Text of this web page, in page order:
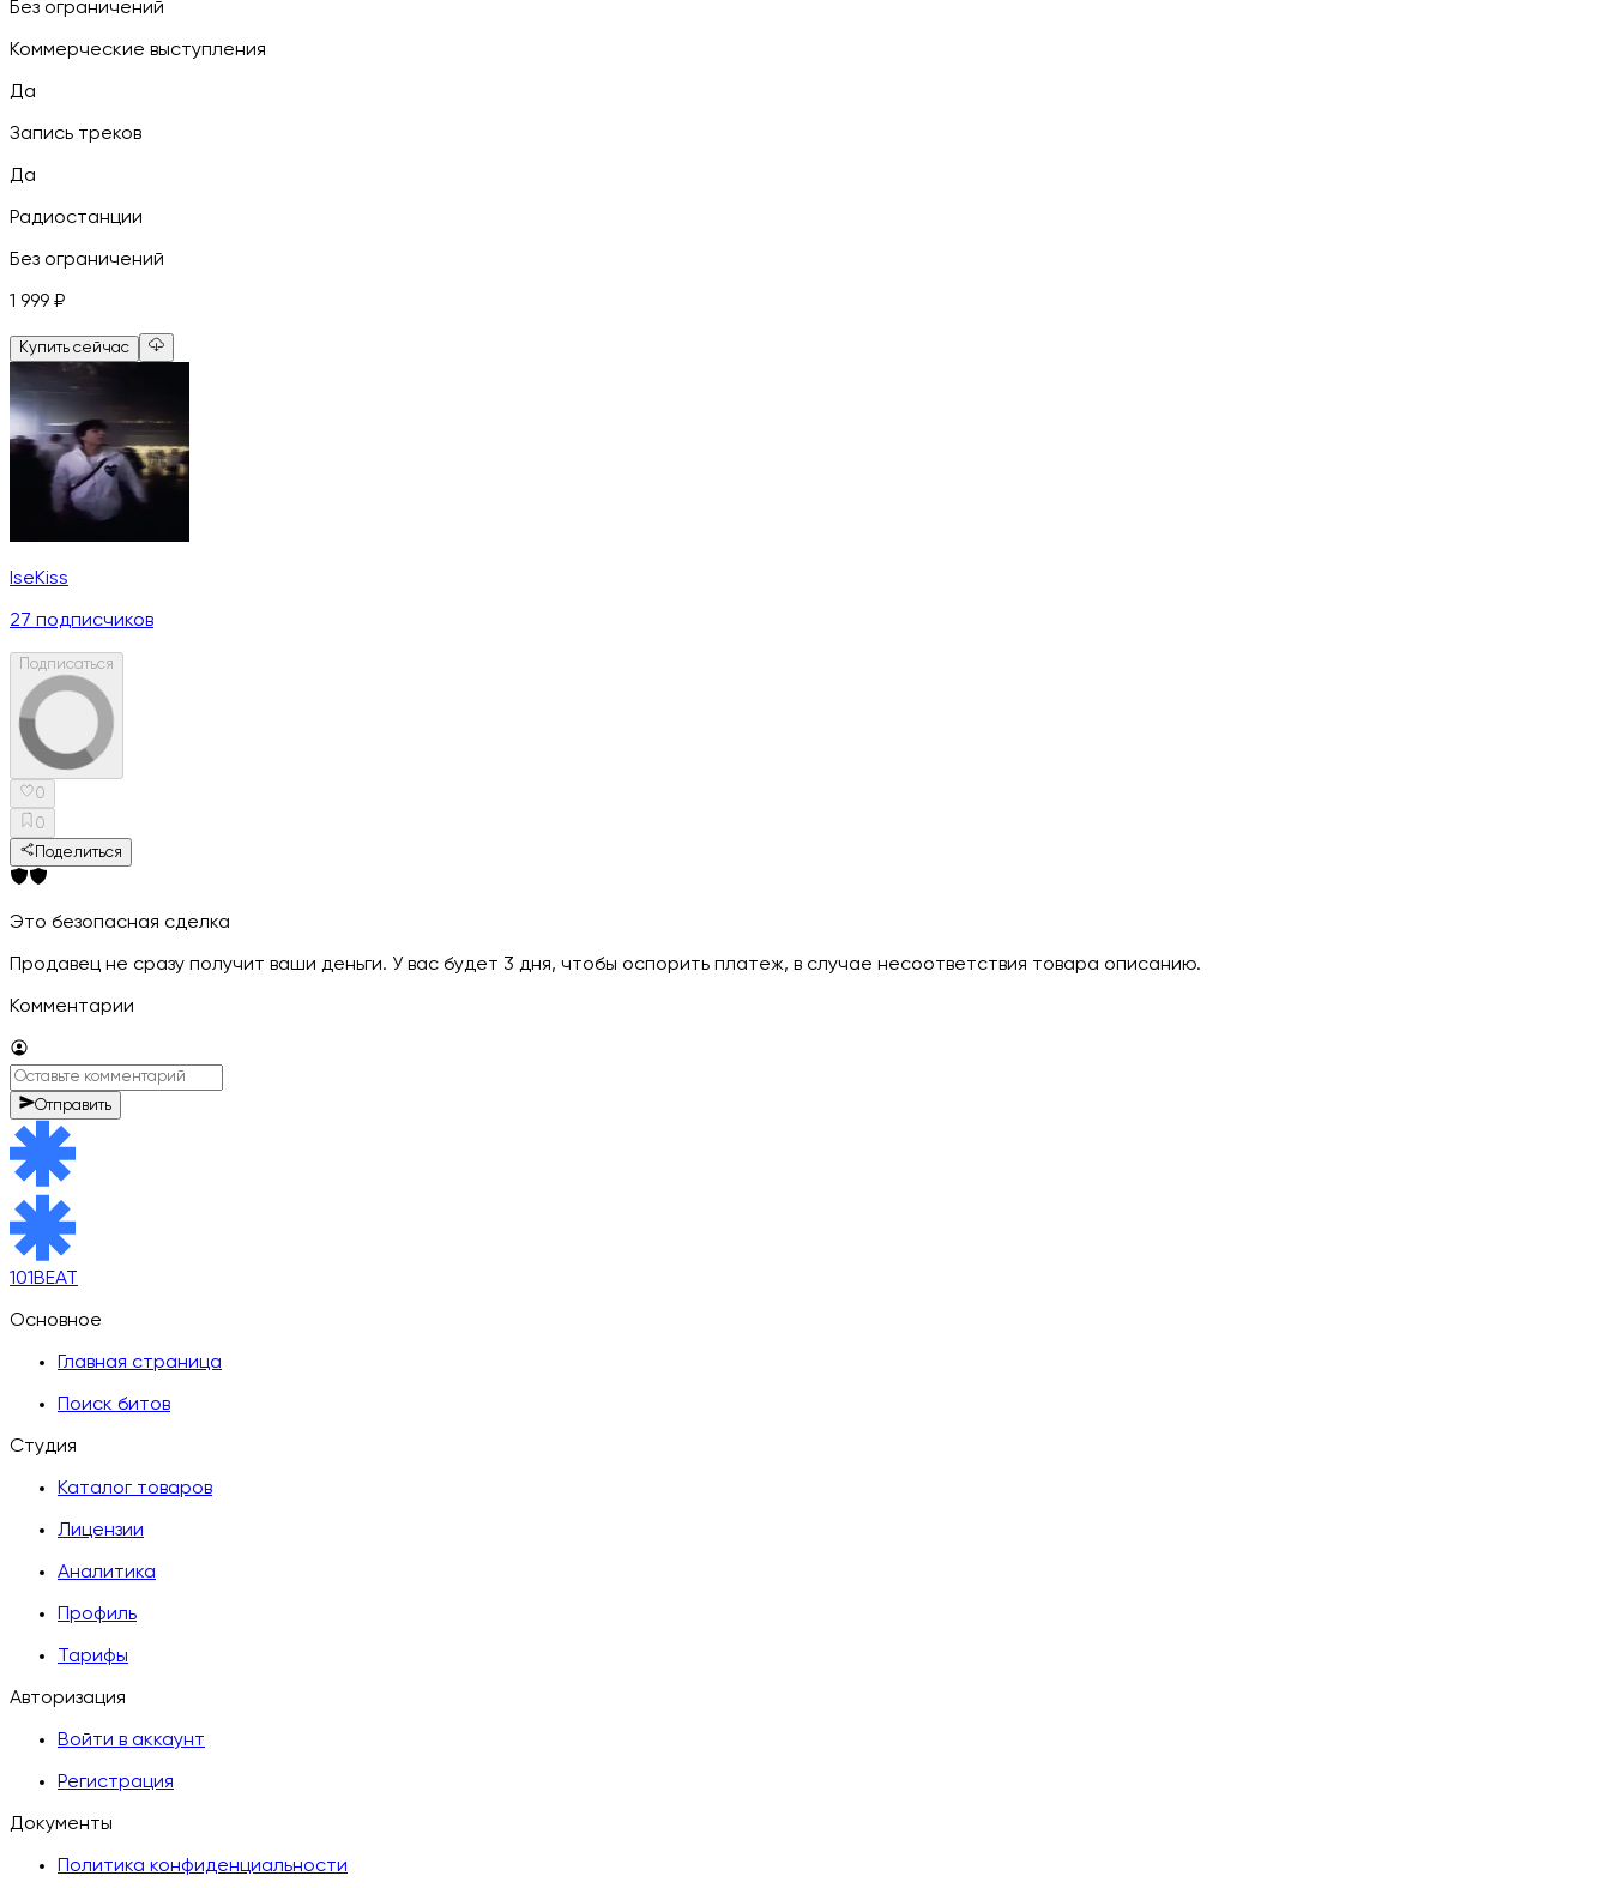
Без ограничений
Коммерческие выступления
Да
Запись треков
Да
Радиостанции
Без ограничений
1 999 ₽
Купить сейчас
IseKiss
27 подписчиков
Подписаться
0
0
Поделиться
Это безопасная сделка
Продавец не сразу получит ваши деньги. У вас будет 3 дня, чтобы оспорить платеж, в случае несоответствия товара описанию.
Комментарии
Отправить
101BEAT
Основное
Главная страница
Поиск битов
Студия
Каталог товаров
Лицензии
Аналитика
Профиль
Тарифы
Авторизация
Войти в аккаунт
Регистрация
Документы
Политика конфиденциальности